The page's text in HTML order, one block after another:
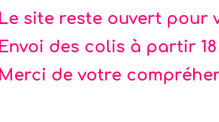
Le site reste ouvert pour
Envoi des colis à partir
Merci de votre